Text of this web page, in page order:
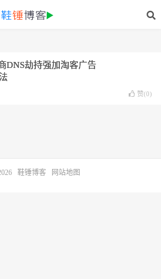
DNS劫持强加淘客广告
赞(0)
鞋锤博客 网站地图